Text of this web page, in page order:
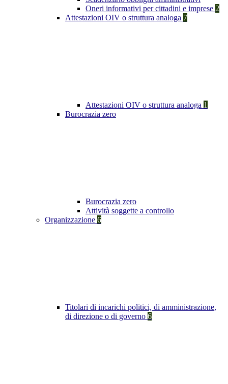
Oneri informativi per cittadini e imprese 2
Attestazioni OIV o struttura analoga 7
Attestazioni OIV o struttura analoga 1
Burocrazia zero
Burocrazia zero
Attività soggette a controllo
Organizzazione 6
Titolari di incarichi politici, di amministrazione,
di direzione o di governo 6